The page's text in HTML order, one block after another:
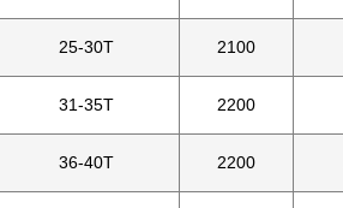
2100
25-30T
2200
31-35T
2200
36-40T